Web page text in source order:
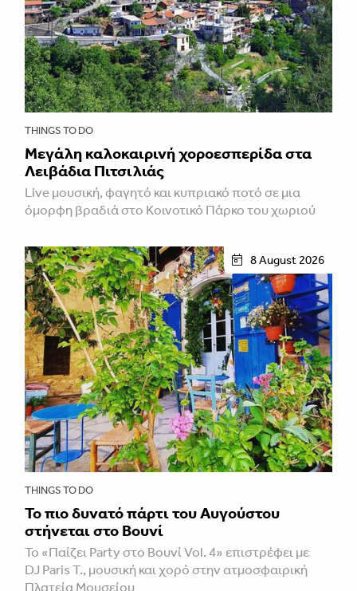
THINGS TO DO
Μεγάλη καλοκαιρινή χοροεσπερίδα στα
Λειβάδια Πιτσιλιάς
Live μουσική, φαγητό και κυπριακό ποτό σε μια
όμορφη βραδιά στο Κοινοτικό Πάρκο του χωριού
8 August 2026
THINGS TO DO
Το πιο δυνατό πάρτι του Αυγούστου
στήνεται στο Βουνί
Το «Παίζει Party στο Βουνί Vol. 4» επιστρέφει με
DJ Paris T., μουσική και χορό στην ατμοσφαιρική
Πλατεία Μουσείου